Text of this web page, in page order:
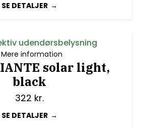
SE DETALJER
udendørsbelysning
solar light,
black
322 kr.
SE DETALJER
Mere information